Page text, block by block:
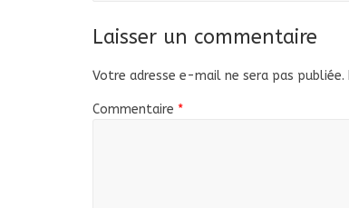
Laisser un commentaire
Votre adresse e-mail ne sera pas publiée.
Commentaire *